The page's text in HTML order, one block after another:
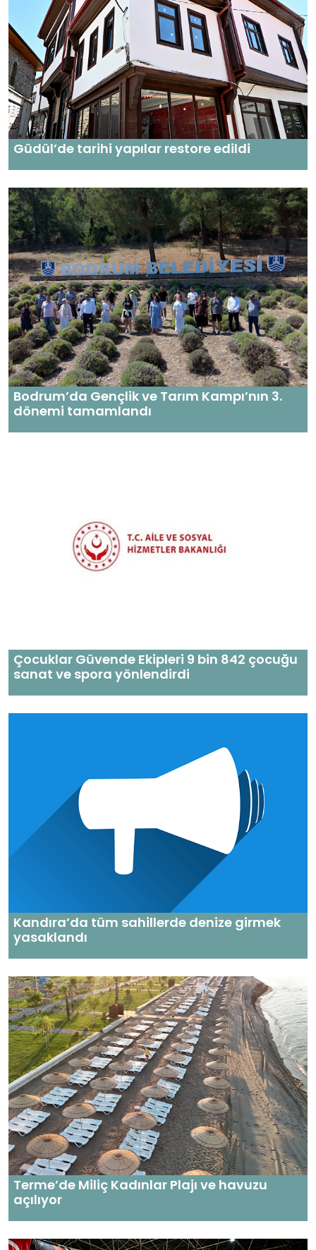
Güdül’de tarihi yapılar restore edildi
Bodrum’da Gençlik ve Tarım Kampı’nın 3.
dönemi tamamlandı
Çocuklar Güvende Ekipleri 9 bin 842 çocuğu
sanat ve spora yönlendirdi
Kandıra’da tüm sahillerde denize girmek
yasaklandı
Terme’de Miliç Kadınlar Plajı ve havuzu
açılıyor